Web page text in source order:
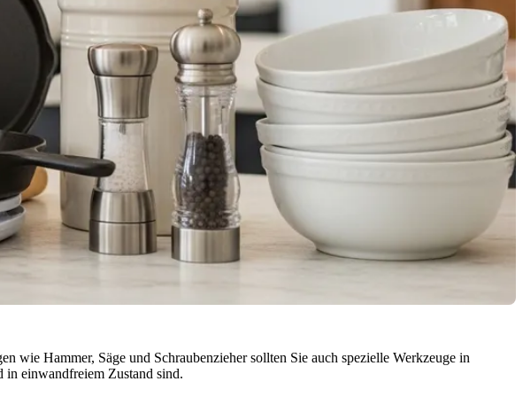
wie Hammer, Säge und Schraubenzieher sollten Sie auch spezielle Werkzeuge in
in einwandfreiem Zustand sind.